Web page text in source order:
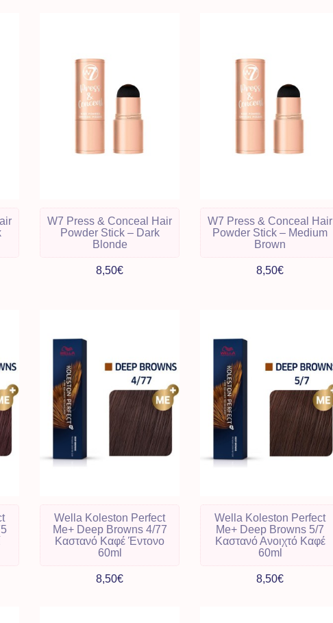
W7 Press & Conceal Hair
Powder Stick – Dark
Blonde
8,50€
W7 Press & Conceal Hair
Powder Stick – Medium
Brown
8,50€
Wella Koleston Perfect
Me+ Deep Browns 4/77
Καστανό Καφέ Έντονο
60ml
8,50€
Wella Koleston Perfect
Me+ Deep Browns 5/7
Καστανό Ανοιχτό Καφέ
60ml
8,50€